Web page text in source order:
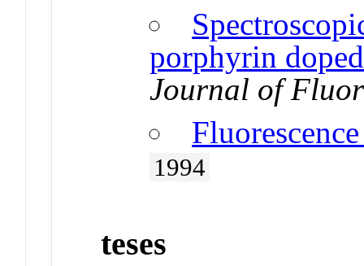
porphyrin
Journal of
1994
teses